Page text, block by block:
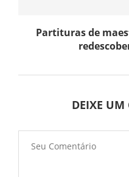
Partituras de
DEIXE UM